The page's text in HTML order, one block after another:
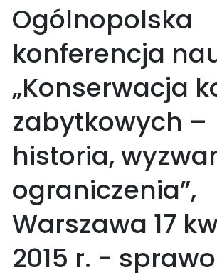
Ogólnopolska
konferencja
„Konserwacja
zabytkowych –
historia,
ograniczenia”,
Warszawa 17
2015 r. -